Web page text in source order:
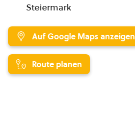
Steiermark
Auf Google Maps anzeigen
Route planen